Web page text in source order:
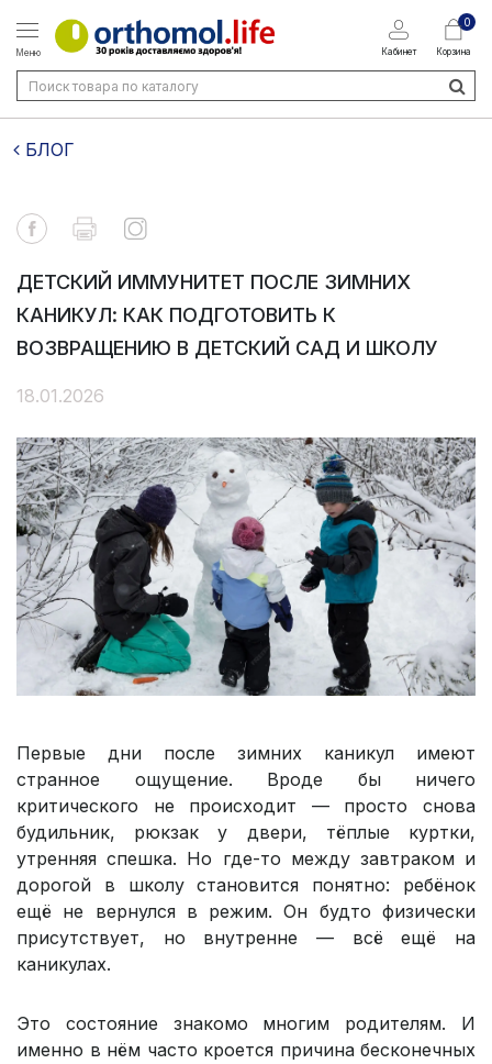
Меню Кабинет
0
Корзина
БЛОГ
ДЕТСКИЙ ИММУНИТЕТ ПОСЛЕ ЗИМНИХ
КАНИКУЛ: КАК ПОДГОТОВИТЬ К
ВОЗВРАЩЕНИЮ В ДЕТСКИЙ САД И ШКОЛУ
18.01.2026
Первые дни после зимних каникул имеют
странное ощущение. Вроде бы ничего
критического не происходит — просто снова
будильник, рюкзак у двери, тёплые куртки,
утренняя спешка. Но где-то между завтраком и
дорогой в школу становится понятно: ребёнок
ещё не вернулся в режим. Он будто физически
присутствует, но внутренне — всё ещё на
каникулах.
Это состояние знакомо многим родителям. И
именно в нём часто кроется причина бесконечных